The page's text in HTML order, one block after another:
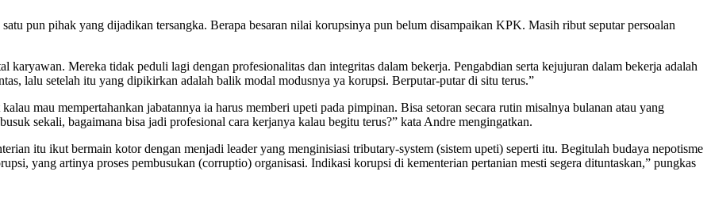
pun pihak yang dijadikan tersangka. Berapa besaran nilai korupsinya pun belum disampaikan KPK. Masih ribut seputar persoalan
karyawan. Mereka tidak peduli lagi dengan profesionalitas dan integritas dalam bekerja. Pengabdian serta kejujuran dalam bekerja adalah
lalu setelah itu yang dipikirkan adalah balik modal modusnya ya korupsi. Berputar-putar di situ terus.”
mau mempertahankan jabatannya ia harus memberi upeti pada pimpinan. Bisa setoran secara rutin misalnya bulanan atau yang
sekali, bagaimana bisa jadi profesional cara kerjanya kalau begitu terus?” kata Andre mengingatkan.
itu ikut bermain kotor dengan menjadi leader yang menginisiasi tributary-system (sistem upeti) seperti itu. Begitulah budaya nepotisme
yang artinya proses pembusukan (corruptio) organisasi. Indikasi korupsi di kementerian pertanian mesti segera dituntaskan,” pungkas